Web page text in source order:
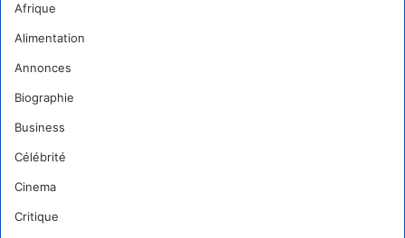
Afrique
Alimentation
Annonces
Biographie
Business
Célébrité
Cinema
Critique